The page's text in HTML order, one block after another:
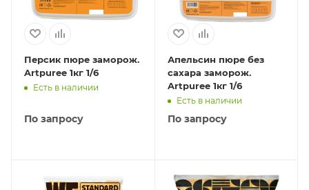
Персик пюре заморож.
Artpuree 1кг 1/6
Есть в наличии
По запросу
Апельсин пюре без
сахара заморож.
Artpuree 1кг 1/6
Есть в наличии
По запросу